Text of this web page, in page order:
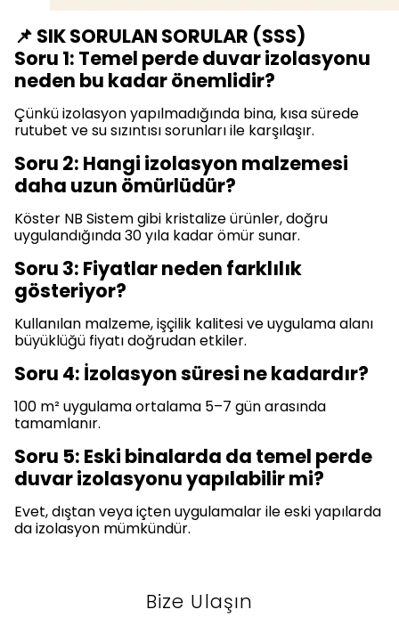
📌 SIK SORULAN SORULAR (SSS)
Soru 1: Temel perde duvar izolasyonu
neden bu kadar önemlidir?
Çünkü izolasyon yapılmadığında bina, kısa sürede
rutubet ve su sızıntısı sorunları ile karşılaşır.
Soru 2: Hangi izolasyon malzemesi
daha uzun ömürlüdür?
Köster NB Sistem gibi kristalize ürünler, doğru
uygulandığında 30 yıla kadar ömür sunar.
Soru 3: Fiyatlar neden farklılık
gösteriyor?
Kullanılan malzeme, işçilik kalitesi ve uygulama alanı
büyüklüğü fiyatı doğrudan etkiler.
Soru 4: İzolasyon süresi ne kadardır?
100 m² uygulama ortalama 5–7 gün arasında
tamamlanır.
Soru 5: Eski binalarda da temel perde
duvar izolasyonu yapılabilir mi?
Evet, dıştan veya içten uygulamalar ile eski yapılarda
da izolasyon mümkündür.
Bize Ulaşın